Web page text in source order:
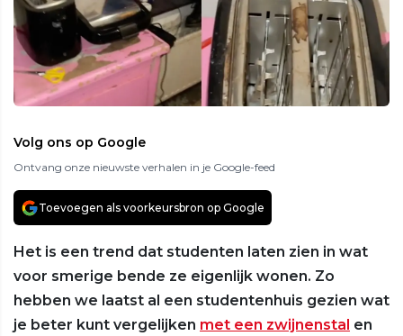
Volg ons op Google
Ontvang onze nieuwste verhalen in je Google-feed
Toevoegen als voorkeursbron op Google
Het is een trend dat studenten laten zien in wat
voor smerige bende ze eigenlijk wonen. Zo
hebben we laatst al een studentenhuis gezien wat
je beter kunt vergelijken met een zwijnenstal en